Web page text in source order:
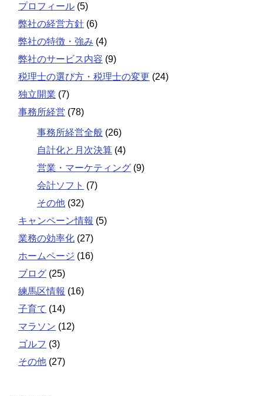
プロフィール (5)
弊社の経営方針 (6)
弊社の特徴・強み (4)
弊社のサービス内容 (9)
税理士の選び方・税理士の変更 (24)
独立開業 (7)
事務所経営 (78)
事務所経営全般 (26)
自計化と月次決算 (4)
営業・マーケティング (9)
会計ソフト (7)
その他 (32)
キャンペーン情報 (5)
業務の効率化 (27)
ホームページ (16)
ブログ (25)
練馬区情報 (16)
子育て (14)
マラソン (12)
ゴルフ (3)
その他 (27)